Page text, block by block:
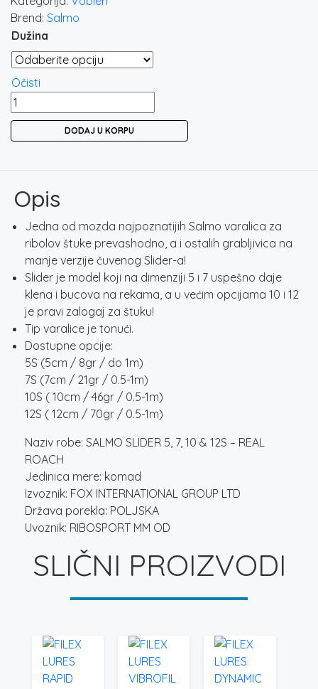
Brend: Salmo
Dužina
Očisti
SALMO
SLIDER
12S
REAL
ROACH
količina
DODAJ U KORPU
Opis
Jedna od mozda najpoznatijih Salmo varalica za
ribolov štuke prevashodno, a i ostalih grabljivica na
manje verzije čuvenog Slider-a!
Slider je model koji na dimenziji 5 i 7 uspešno daje
klena i bucova na rekama, a u većim opcijama 10 i 12
je pravi zalogaj za štuku!
Tip varalice je tonući.
Dostupne opcije:
5S (5cm / 8gr / do 1m)
7S (7cm / 21gr / 0.5-1m)
10S ( 10cm / 46gr / 0.5-1m)
12S ( 12cm / 70gr / 0.5-1m)
Naziv robe: SALMO SLIDER 5, 7, 10 & 12S – REAL
ROACH
Jedinica mere: komad
Izvoznik: FOX INTERNATIONAL GROUP LTD
Država porekla: POLJSKA
Uvoznik: RIBOSPORT MM OD
SLIČNI PROIZVODI